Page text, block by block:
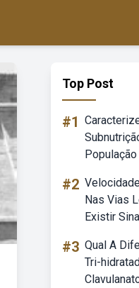
Top Post
#1
#2
Nas Vias
Existir
#3 Qual A
Tri-